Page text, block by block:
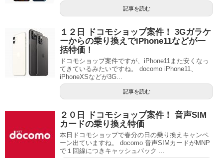
記事を読む
１２日 ドコモショップ案件！ 3Gガラケ
ーからの乗り換えでiPhone11などが一
括特価！
ドコモショップ案件ですが、iPhone11また安くなっ
てきているみたいですね。 docomo iPhone11、
iPhoneXSなどが3G...
記事を読む
２０日 ドコモショップ案件！ 音声SIM
カードの乗り換え特価
本日ドコモショップで春分の日の乗り換えキャンペ
ーン出ていますね。 docomo 音声SIMカードがMNP
で１回線につきキャッシュバック ...